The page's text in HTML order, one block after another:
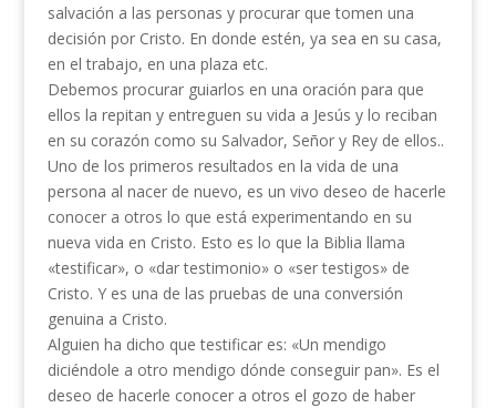
salvación a las personas y procurar que tomen una
decisión por Cristo. En donde estén, ya sea en su casa,
en el trabajo, en una plaza etc.
Debemos procurar guiarlos en una oración para que
ellos la repitan y entreguen su vida a Jesús y lo reciban
en su corazón como su Salvador, Señor y Rey de ellos..
Uno de los primeros resultados en la vida de una
persona al nacer de nuevo, es un vivo deseo de hacerle
conocer a otros lo que está experimentando en su
nueva vida en Cristo. Esto es lo que la Biblia llama
«testificar», o «dar testimonio» o «ser testigos» de
Cristo. Y es una de las pruebas de una conversión
genuina a Cristo.
Alguien ha dicho que testificar es: «Un mendigo
diciéndole a otro mendigo dónde conseguir pan». Es el
deseo de hacerle conocer a otros el gozo de haber